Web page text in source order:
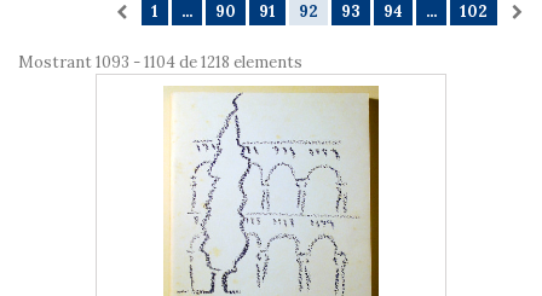
1 ... 90 91 92 93 94 ... 102
Mostrant 1093 - 1104 de 1218 elements